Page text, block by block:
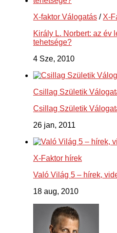
X-faktor Válogatás / X-
Király L. Norbert: az év
tehetsége?
4 Sze, 2010
Csillag Születik
Csillag Születik
26 jan, 2011
X-Faktor hírek
Való Világ 5 – hírek,
18 aug, 2010